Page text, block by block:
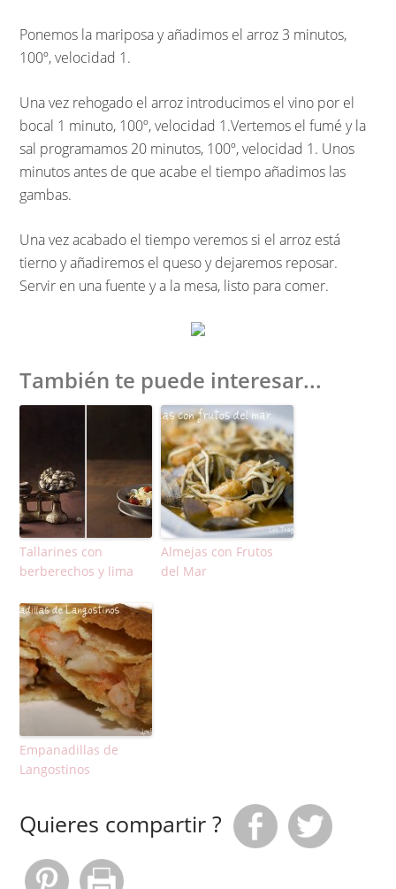
Ponemos la mariposa y añadimos el arroz 3 minutos,
100º, velocidad 1.
Una vez rehogado el arroz introducimos el vino por el
bocal 1 minuto, 100º, velocidad 1.Vertemos el fumé y la
sal programamos 20 minutos, 100º, velocidad 1. Unos
minutos antes de que acabe el tiempo añadimos las
gambas.
Una vez acabado el tiempo veremos si el arroz está
tierno y añadiremos el queso y dejaremos reposar.
Servir en una fuente y a la mesa, listo para comer.
También te puede interesar...
Tallarines con
berberechos y lima
Almejas con Frutos
del Mar
Empanadillas de
Langostinos
Quieres compartir ?